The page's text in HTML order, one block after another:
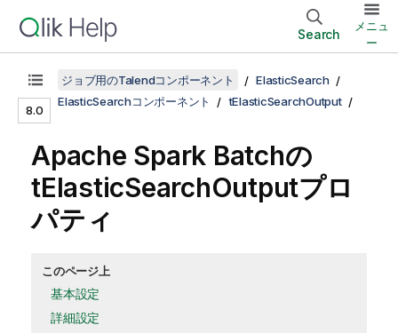
Search
メニュ
ー
8.0
ジョブ用のTalendコンポーネント
ElasticSearch
ElasticSearchコンポーネント
tElasticSearchOutput
Apache Spark Batchの
tElasticSearchOutputプロ
パティ
このページ上
基本設定
詳細設定